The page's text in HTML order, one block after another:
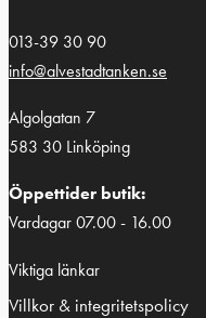
013-39 30 90
info@alvestadtanken.se
Algolgatan 7
583 30 Linköping
Öppettider butik:
Vardagar 07.00 - 16.00
Viktiga länkar
Villkor & integritetspolicy